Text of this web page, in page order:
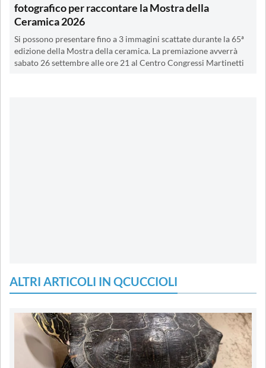
fotografico per raccontare la Mostra della
Ceramica 2026
Si possono presentare fino a 3 immagini scattate durante la 65ª
edizione della Mostra della ceramica. La premiazione avverrà
sabato 26 settembre alle ore 21 al Centro Congressi Martinetti
ALTRI ARTICOLI IN QCUCCIOLI